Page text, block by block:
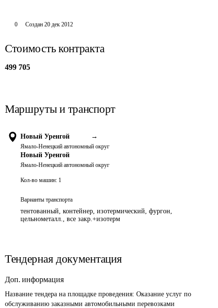
0 Создан 20 дек 2012
Стоимость контракта
499 705
Маршруты и транспорт
Новый Уренгой →
Ямало-Ненецкий автономный округ
Новый Уренгой
Ямало-Ненецкий автономный округ
Кол-во машин: 1
Варианты транспорта
тентованный, контейнер, изотермический, фургон,
цельнометалл., все закр.+изотерм
Тендерная документация
Доп. информация
Название тендера на площадке проведения: Оказание услуг по
обслуживанию заказными автомобильными перевозками